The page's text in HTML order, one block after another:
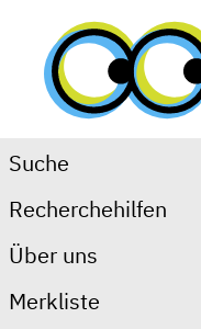
Suche
Recherchehilfen
Über uns
Merkliste